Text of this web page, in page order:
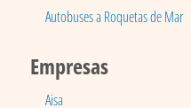
Autobuses a Roquetas de Mar
Empresas
Aisa